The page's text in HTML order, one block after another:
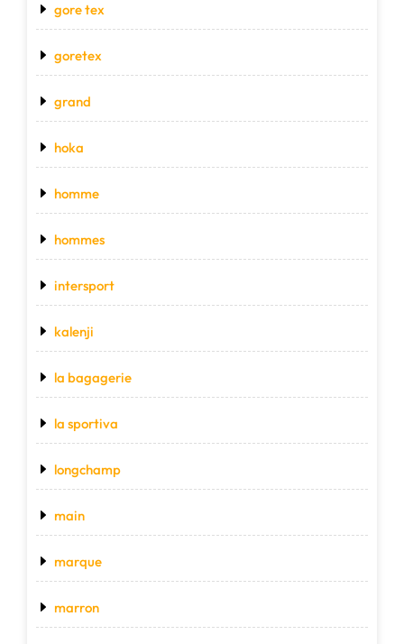
gore tex
goretex
grand
hoka
homme
hommes
intersport
kalenji
la bagagerie
la sportiva
longchamp
main
marque
marron